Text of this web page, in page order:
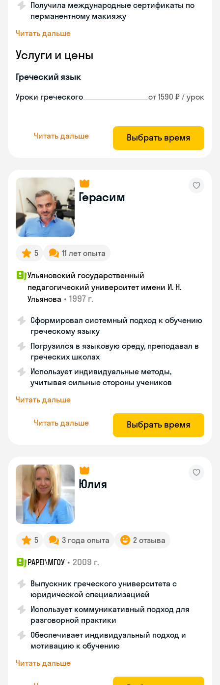
Получила международные сертификаты по
перманентному макияжу
Читать дальше
Услуги и цены
Греческий язык
Уроки греческого от 1590 ₽ / урок
Читать дальше Выбрать время
Герасим
5 11 лет опыта
Ульяновский государственный
педагогический университет имени И. Н.
Ульянова • 1997 г.
Сформировал системный подход к обучению
греческому языку
Погрузился в языковую среду, преподавал в
греческих школах
Использует индивидуальные методы,
учитывая сильные стороны учеников
Читать дальше
Читать дальше Выбрать время
Юлия
5 3 года опыта 2 отзыва
PAPEI\MГОУ • 2009 г.
Выпускник греческого университета с
юридической специализацией
Использует коммуникативный подход для
разговорной практики
Обеспечивает индивидуальный подход и
мотивацию к обучению
Читать дальше